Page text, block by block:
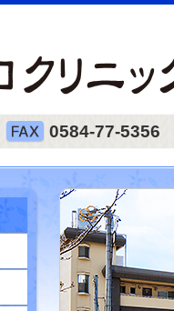
0584-77-5356